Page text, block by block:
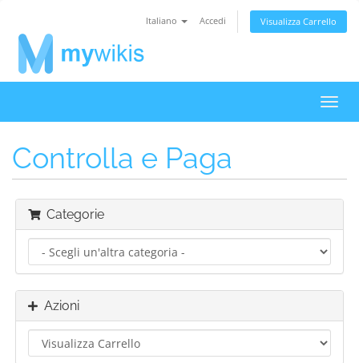
Italiano Accedi Visualizza Carrello
Attiva
Controlla e Paga
Categorie
Azioni